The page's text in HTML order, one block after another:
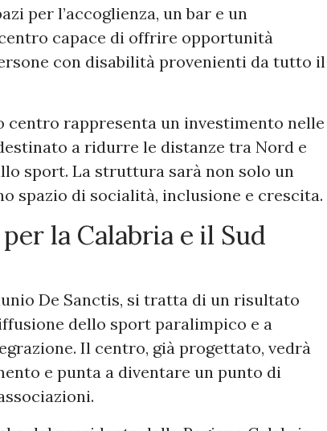
per l’accoglienza, un bar e un
capace di offrire opportunità
con disabilità provenienti da tutto il
centro rappresenta un investimento nelle
a ridurre le distanze tra Nord e
sport. La struttura sarà non solo un
spazio di socialità, inclusione e crescita.
la Calabria e il Sud
De Sanctis, si tratta di un risultato
dello sport paralimpico e a
Il centro, già progettato, vedrà
e punta a diventare un punto di